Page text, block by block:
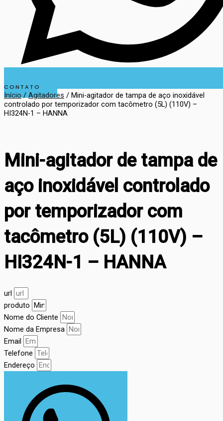
CONTATO
Início / Agitadores / Mini-agitador de tampa de aço inoxidável
controlado por temporizador com tacômetro (5L) (110V) –
HI324N-1 – HANNA
Mini-agitador de tampa de
aço inoxidável controlado
por temporizador com
tacômetro (5L) (110V) –
HI324N-1 – HANNA
url
produto
Nome do Cliente
Nome da Empresa
Email
Telefone
Endereço